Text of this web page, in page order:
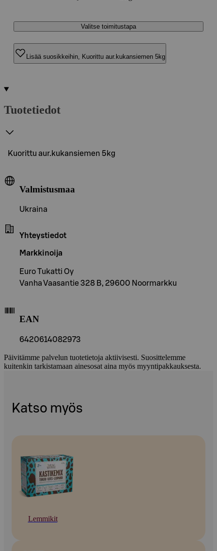
Valitse toimitustapa
Lisää suosikkeihin, Kuorittu aur.kukansiemen 5kg
Tuotetiedot
Kuorittu aur.kukansiemen 5kg
Valmistusmaa
Ukraina
Yhteystiedot
Markkinoija
Euro Tukatti Oy
Vanha Vaasantie 328 B, 29600 Noormarkku
EAN
6420614082973
Päivitämme palvelun tuotetietoja aktiivisesti. Suosittelemme
kuitenkin tarkistamaan ainesosat aina myös myyntipakkauksesta.
Katso myös
Lemmikit